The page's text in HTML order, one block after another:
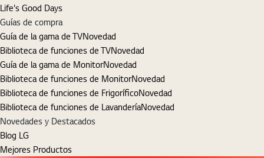
Life's Good Days
Guías de compra
Guía de la gama de TVNovedad
Biblioteca de funciones de TVNovedad
Guía de la gama de MonitorNovedad
Biblioteca de funciones de MonitorNovedad
Biblioteca de funciones de FrigoríficoNovedad
Biblioteca de funciones de LavanderíaNovedad
Novedades y Destacados
Blog LG
Mejores Productos